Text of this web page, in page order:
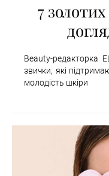
7
Beauty-редакторка
звички, які
молодість шкіри